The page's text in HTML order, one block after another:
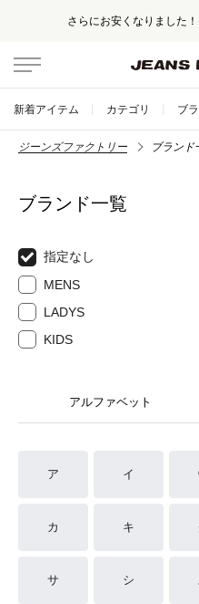
さらにお安くなりました
新着アイテム カテゴリ ブ
ジーンズファクトリー ブランド
ブランド一覧
指定なし
MENS
LADYS
KIDS
アルファベット
ア イ
カ キ
サ シ